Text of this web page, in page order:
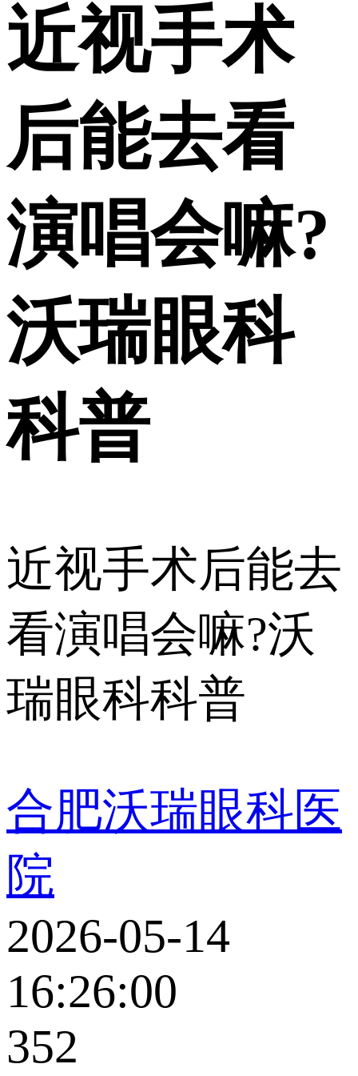
近视手术
后能去看
演唱会嘛?
沃瑞眼科
科普
近视手术后能去
看演唱会嘛?沃
瑞眼科科普
合肥沃瑞眼科医
院
2026-05-14
16:26:00
352